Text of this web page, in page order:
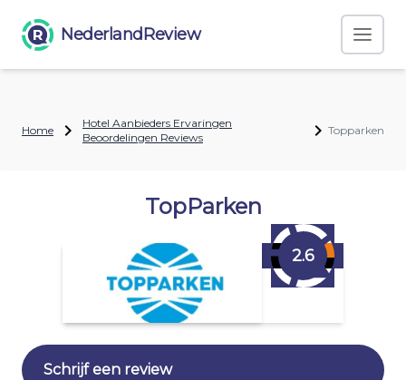
NederlandReview
Home
Hotel Aanbieders Ervaringen
Beoordelingen Reviews
Topparken
TopParken
2.6
Schrijf een review